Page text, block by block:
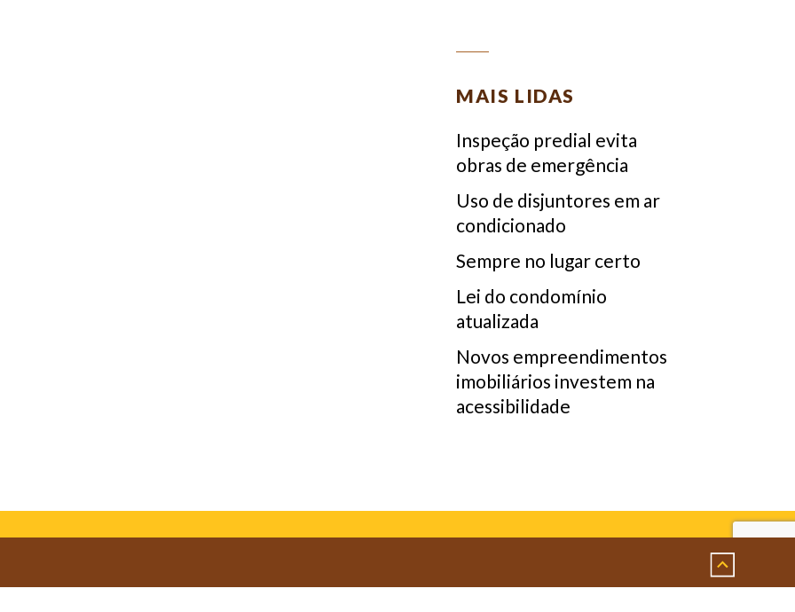
MAIS LIDAS
Inspeção predial evita
obras de emergência
Uso de disjuntores em ar
condicionado
Sempre no lugar certo
Lei do condomínio
atualizada
Novos empreendimentos
imobiliários investem na
acessibilidade